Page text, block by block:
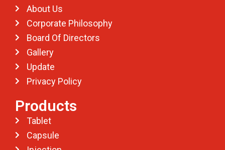
About Us
Corporate Philosophy
Board Of Directors
Gallery
Update
Privacy Policy
Products
Tablet
Capsule